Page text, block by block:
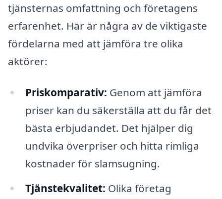
tjänsternas omfattning och företagens
erfarenhet. Här är några av de viktigaste
fördelarna med att jämföra tre olika
aktörer:
Priskomparativ: Genom att jämföra
priser kan du säkerställa att du får det
bästa erbjudandet. Det hjälper dig
undvika överpriser och hitta rimliga
kostnader för slamsugning.
Tjänstekvalitet: Olika företag